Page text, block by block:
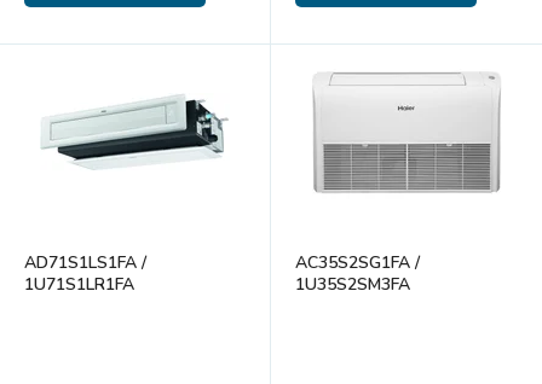
AD71S1LS1FA /
1U71S1LR1FA
AC35S2SG1FA /
1U35S2SM3FA